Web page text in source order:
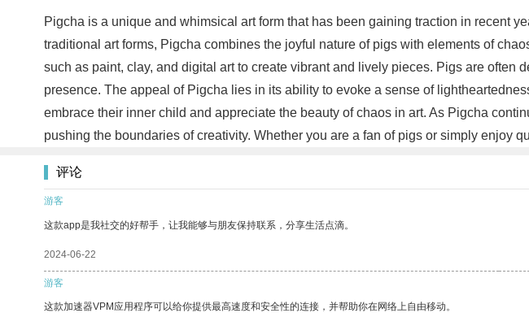
Pigcha is a unique and whimsical art form that has been gaining traction in recent
traditional art forms, Pigcha combines the joyful nature of pigs with elements of
such as paint, clay, and digital art to create vibrant and lively pieces. Pigs are
presence. The appeal of Pigcha lies in its ability to evoke a sense of
embrace their inner child and appreciate the beauty of chaos in art. As Pigcha
pushing the boundaries of creativity. Whether you are a fan of pigs or simply enjoy
评论
游客
这款app是我社交的好帮手，让我能够与朋友保持联系，分享生活点滴。
2024-06-22
游客
这款加速器VPM应用程序可以给你提供最高速度和安全性的连接，并帮助你在网络上自由移动。